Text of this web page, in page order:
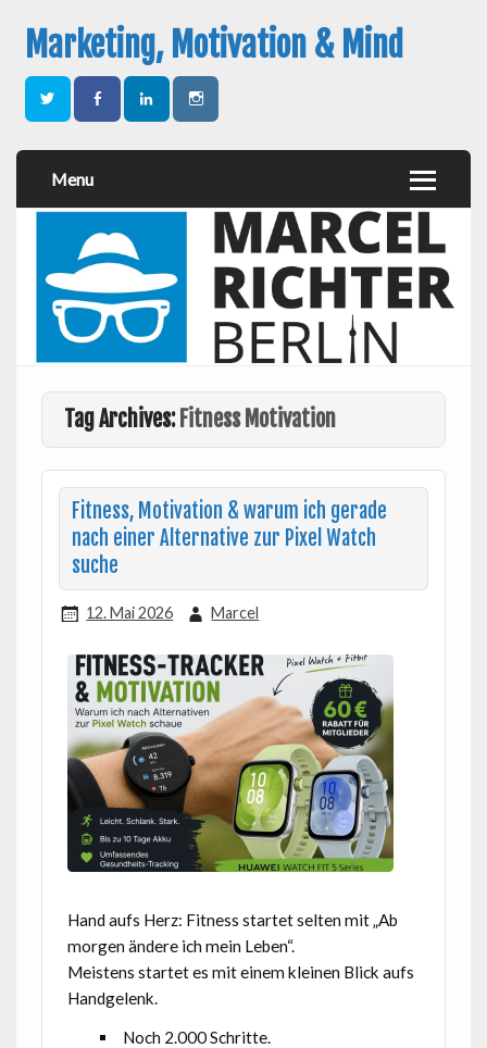
Marketing, Motivation & Mind
Menu
Tag Archives: Fitness Motivation
Fitness, Motivation & warum ich gerade
nach einer Alternative zur Pixel Watch
suche
12. Mai 2026 Marcel
Hand aufs Herz: Fitness startet selten mit „Ab
morgen ändere ich mein Leben“.
Meistens startet es mit einem kleinen Blick aufs
Handgelenk.
Noch 2.000 Schritte.